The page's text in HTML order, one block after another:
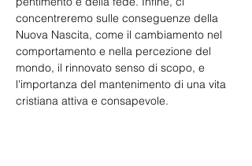
concentreremo sulle conseguenze della
Nuova Nascita, come il cambiamento nel
comportamento e nella percezione del
mondo, il rinnovato senso di scopo, e
l'importanza del mantenimento di una vita
cristiana attiva e consapevole.